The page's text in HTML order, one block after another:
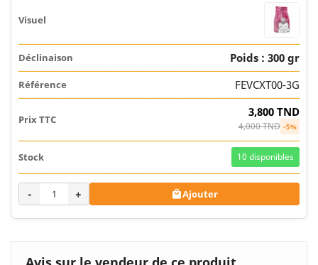
Poids : 300 gr
FEVCXT00-3G
3,800 TND
4,000 TND -5%
10 disponibles
- + Ajouter